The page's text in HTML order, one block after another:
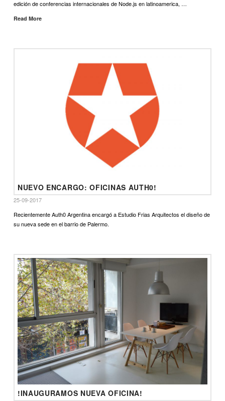
edición de conferencias internacionales de Node.js en latinoamerica, …
Read More
NUEVO ENCARGO: OFICINAS AUTH0!
25-09-2017
Recientemente Auth0 Argentina encargó a Estudio Frias Arquitectos el diseño de
su nueva sede en el barrio de Palermo.
!INAUGURAMOS NUEVA OFICINA!